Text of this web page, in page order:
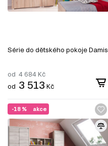
Série do dětského pokoje Damis
od 4 684 Kč
od 3 513 Kč
akce
-18 %